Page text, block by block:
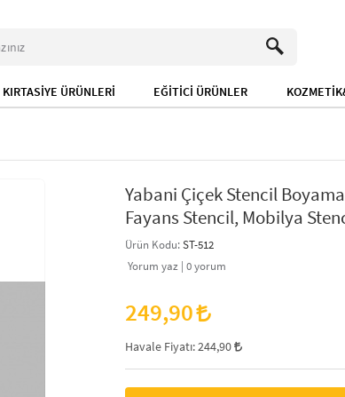
KIRTASİYE ÜRÜNLERİ EĞİTİCİ ÜRÜNLER
Yabani Çiçek Stencil
Fayans Stencil, Mobilya
Ürün Kodu:ST-512
Yorum yaz | 0yorum
249,90
Havale Fiyatı:244,90